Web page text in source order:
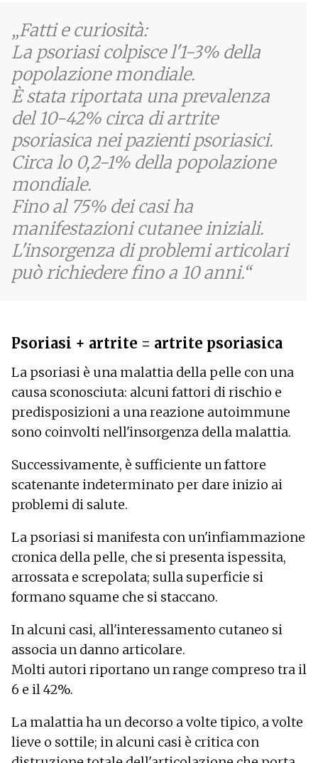
Fatti e curiosità:
La psoriasi colpisce l'1-3% della
popolazione mondiale.
È stata riportata una prevalenza
del 10-42% circa di artrite
psoriasica nei pazienti psoriasici.
Circa lo 0,2-1% della popolazione
mondiale.
Fino al 75% dei casi ha
manifestazioni cutanee iniziali.
L'insorgenza di problemi articolari
può richiedere fino a 10 anni.
Psoriasi + artrite = artrite psoriasica
La psoriasi è una malattia della pelle con una
causa sconosciuta: alcuni fattori di rischio e
predisposizioni a una reazione autoimmune
sono coinvolti nell'insorgenza della malattia.
Successivamente, è sufficiente un fattore
scatenante indeterminato per dare inizio ai
problemi di salute.
La psoriasi si manifesta con un'infiammazione
cronica della pelle, che si presenta ispessita,
arrossata e screpolata; sulla superficie si
formano squame che si staccano.
In alcuni casi, all'interessamento cutaneo si
associa un danno articolare.
Molti autori riportano un range compreso tra il
6 e il 42%.
La malattia ha un decorso a volte tipico, a volte
lieve o sottile; in alcuni casi è critica con